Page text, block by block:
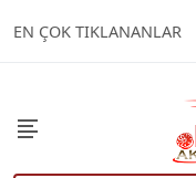
EN ÇOK TIKLANANLAR